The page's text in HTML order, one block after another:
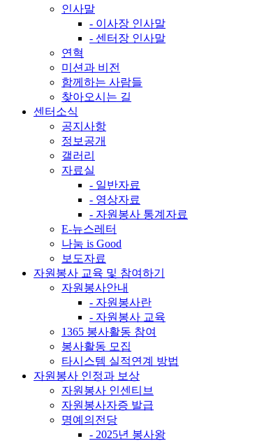
인사말
- 이사장 인사말
- 센터장 인사말
연혁
미션과 비전
함께하는 사람들
찾아오시는 길
센터소식
공지사항
정보공개
갤러리
자료실
- 일반자료
- 영상자료
- 자원봉사 통계자료
E-뉴스레터
나눔 is Good
보도자료
자원봉사 교육 및 참여하기
자원봉사안내
- 자원봉사란
- 자원봉사 교육
1365 봉사활동 참여
봉사활동 모집
타시스템 실적연계 방법
자원봉사 인정과 보상
자원봉사 인센티브
자원봉사자증 발급
명예의전당
- 2025년 봉사왕